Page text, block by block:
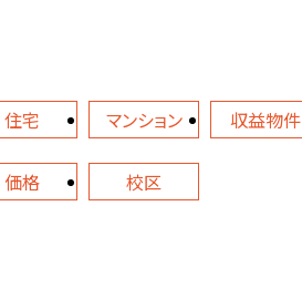
住宅 マンション 収益物件
価格 校区